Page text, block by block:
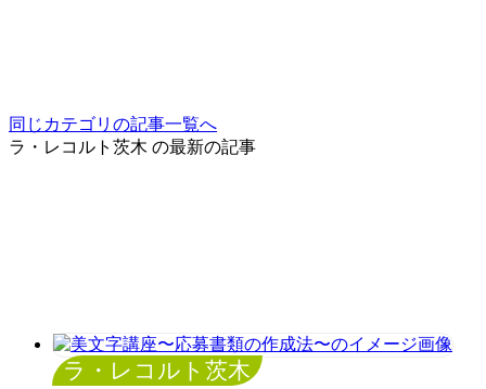
同じカテゴリの記事⼀覧へ
ラ・レコルト茨木 の最新の記事
ラ・レコルト茨木